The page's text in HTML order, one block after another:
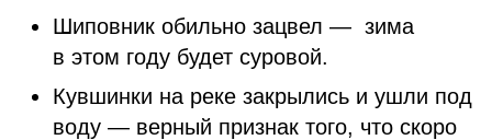
Шиповник обильно зацвел — зима
в этом году будет суровой.
Кувшинки на реке закрылись и ушли под
воду — верный признак того, что скоро